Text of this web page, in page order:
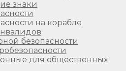
знаки
на корабле
безопасности
для общественных